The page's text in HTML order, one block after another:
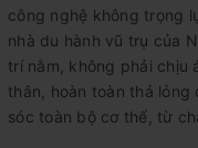
công nghệ không trọng
nhà du hành vũ trụ của
trí nằm, không phải chịu
thân, hoàn toàn thả
sóc toàn bộ cơ thể, từ